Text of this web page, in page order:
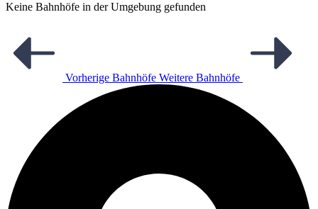
Keine Bahnhöfe in der Umgebung gefunden
Vorherige Bahnhöfe Weitere Bahnhöfe